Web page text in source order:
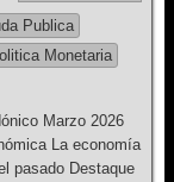
Publica
Monetaria
Marzo 2026
La economía
pasado Destaque